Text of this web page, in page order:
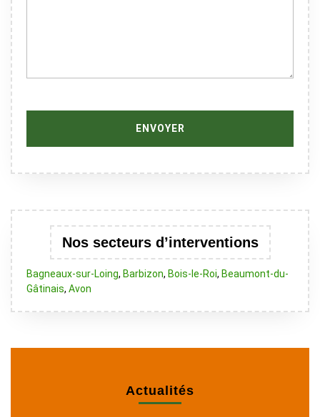
Nos secteurs d’interventions
Bagneaux-sur-Loing, Barbizon, Bois-le-Roi, Beaumont-du-
Gâtinais, Avon
Actualités